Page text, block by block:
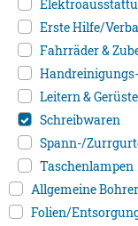
Erste Hilfe/
Fahrräder &
Leitern & Gerüste
Schreibwaren
Spann-/
Taschenlampen
Allgemeine
Folien/